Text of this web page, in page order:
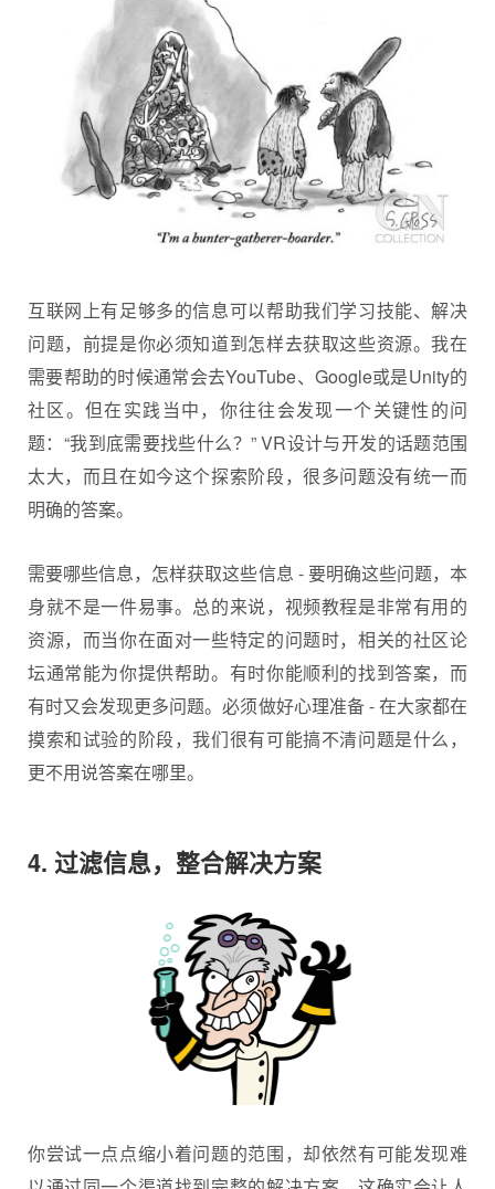
互联网上有足够多的信息可以帮助我们学习技能、解决
问题，前提是你必须知道到怎样去获取这些资源。我在
需要帮助的时候通常会去YouTube、Google或是Unity的
社区。但在实践当中，你往往会发现一个关键性的问
题：“我到底需要找些什么？” VR设计与开发的话题范围
太大，而且在如今这个探索阶段，很多问题没有统一而
明确的答案。
需要哪些信息，怎样获取这些信息 - 要明确这些问题，本
身就不是一件易事。总的来说，视频教程是非常有用的
资源，而当你在面对一些特定的问题时，相关的社区论
坛通常能为你提供帮助。有时你能顺利的找到答案，而
有时又会发现更多问题。必须做好心理准备 - 在大家都在
摸索和试验的阶段，我们很有可能搞不清问题是什么，
更不用说答案在哪里。
4. 过滤信息，整合解决方案
你尝试一点点缩小着问题的范围，却依然有可能发现难